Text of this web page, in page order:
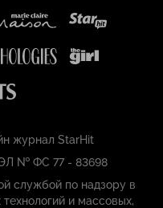
журнал StarHit
№ ФС 77 - 83698
службой по надзору в
и массовых,